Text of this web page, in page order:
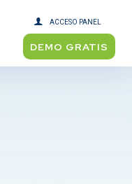
ACCESO PANEL
DEMO GRATIS